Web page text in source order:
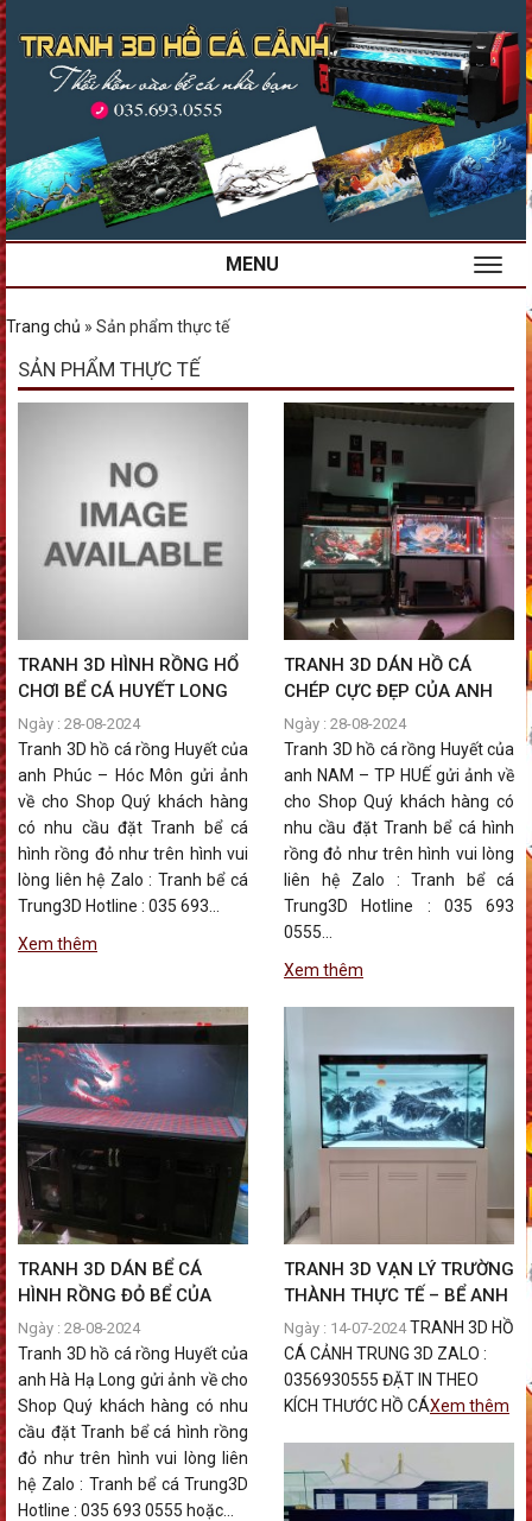
MENU
Trang chủ » Sản phẩm thực tế
SẢN PHẨM THỰC TẾ
TRANH 3D HÌNH RỒNG HỔ
CHƠI BỂ CÁ HUYẾT LONG
CỦA ANH PHÚC – HÓC
MÔN HỒ CHÍ MINH
Ngày : 28-08-2024
Tranh 3D hồ cá rồng Huyết của
anh Phúc – Hóc Môn gửi ảnh
về cho Shop Quý khách hàng
có nhu cầu đặt Tranh bể cá
hình rồng đỏ như trên hình vui
lòng liên hệ Zalo : Tranh bể cá
Trung3D Hotline : 035 693...
Xem thêm
TRANH 3D DÁN HỒ CÁ
CHÉP CỰC ĐẸP CỦA ANH
NAM – HUẾ
Ngày : 28-08-2024
Tranh 3D hồ cá rồng Huyết của
anh NAM – TP HUẾ gửi ảnh về
cho Shop Quý khách hàng có
nhu cầu đặt Tranh bể cá hình
rồng đỏ như trên hình vui lòng
liên hệ Zalo : Tranh bể cá
Trung3D Hotline : 035 693
0555...
Xem thêm
TRANH 3D DÁN BỂ CÁ
HÌNH RỒNG ĐỎ BỂ CỦA
ANH HÀ – HẠ LONG
Ngày : 28-08-2024
Tranh 3D hồ cá rồng Huyết của
anh Hà Hạ Long gửi ảnh về cho
Shop Quý khách hàng có nhu
cầu đặt Tranh bể cá hình rồng
đỏ như trên hình vui lòng liên
hệ Zalo : Tranh bể cá Trung3D
Hotline : 035 693 0555 hoặc...
TRANH 3D VẠN LÝ TRƯỜNG
THÀNH THỰC TẾ – BỂ ANH
HỒ QUẢNG TRỊ
Ngày : 14-07-2024TRANH 3D HỒ
CÁ CẢNH TRUNG 3D ZALO :
0356930555 ĐẶT IN THEO
KÍCH THƯỚC HỒ CÁXem thêm